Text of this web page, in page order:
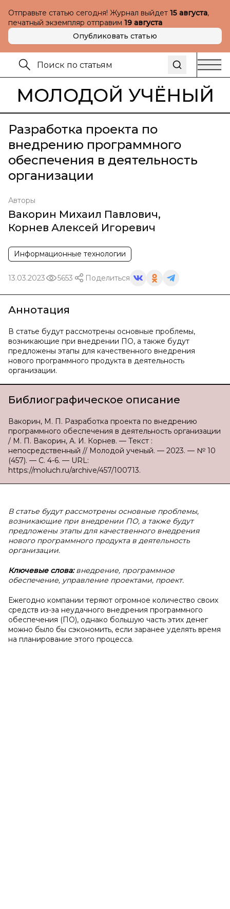
Отправьте статью сегодня! Журнал выйдет 15 августа,
печатный экземпляр отправим 19 августа
Опубликовать статью
МОЛОДОЙ УЧЁНЫЙ
Разработка проекта по
внедрению программного
обеспечения в деятельность
организации
Авторы
Вакорин Михаил Павлович,
Корнев Алексей Игоревич
Информационные технологии
13.03.2023 5653 Поделиться
Аннотация
В статье будут рассмотрены основные проблемы,
возникающие при внедрении ПО, а также будут
предложены этапы для качественного внедрения
нового программного продукта в деятельность
организации.
Библиографическое описание
Вакорин, М. П. Разработка проекта по внедрению
программного обеспечения в деятельность организации
/ М. П. Вакорин, А. И. Корнев. — Текст :
непосредственный // Молодой ученый. — 2023. — № 10
(457). — С. 4-6. — URL:
https://moluch.ru/archive/457/100713.
В статье будут рассмотрены основные проблемы,
возникающие при внедрении ПО, а также будут
предложены этапы для качественного внедрения
нового программного продукта в деятельность
организации.
Ключевые слова:внедрение, программное
обеспечение, управление проектами, проект.
Ежегодно компании теряют огромное количество своих
средств из-за неудачного внедрения программного
обеспечения (ПО), однако большую часть этих денег
можно было бы сэкономить, если заранее уделять время
на планирование этого процесса.